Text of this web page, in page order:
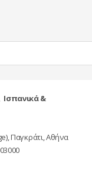
Ισπανικά &
Παγκράτι, Αθήνα